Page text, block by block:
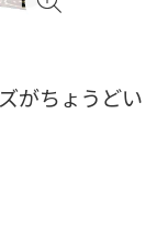
がちょうどい